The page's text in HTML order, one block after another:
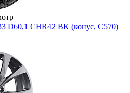
D60,1 CHR42 BK (конус, C570)